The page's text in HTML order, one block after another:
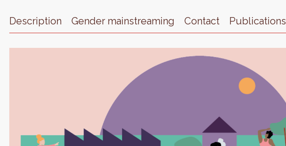
Description Gender mainstreaming Contact Publications